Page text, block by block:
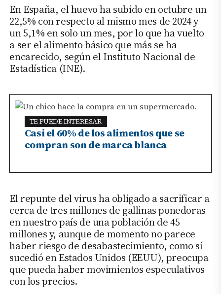
En España, el huevo ha subido en octubre un
22,5% con respecto al mismo mes de 2024 y
un 5,1% en solo un mes, por lo que ha vuelto
a ser el alimento básico que más se ha
encarecido, según el Instituto Nacional de
Estadística (INE).
TE PUEDE INTERESAR
Casi el 60% de los alimentos que se
compran son de marca blanca
El repunte del virus ha obligado a sacrificar a
cerca de tres millones de gallinas ponedoras
en nuestro país de una población de 45
millones y, aunque de momento no parece
haber riesgo de desabastecimiento, como sí
sucedió en Estados Unidos (EEUU), preocupa
que pueda haber movimientos especulativos
con los precios.